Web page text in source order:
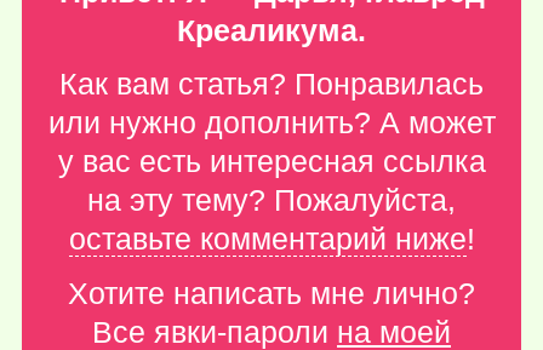
Креаликума.
Как вам статья? Понравилась
или нужно дополнить? А может
у вас есть интересная ссылка
на эту тему? Пожалуйста,
оставьте комментарий ниже!
Хотите написать мне лично?
Все явки-пароли на моей